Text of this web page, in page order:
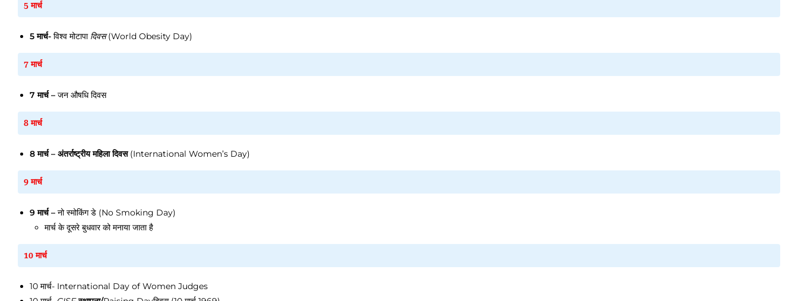
5 मार्च
5 मार्च- विश्व मोटापा दिवस(World Obesity Day)
7 मार्च
7 मार्च– जन औषधि दिवस
8 मार्च
8 मार्च– अंतर्राष्ट्रीय महिला दिवस(International Women’s Day)
9 मार्च
9 मार्च– नो स्मोकिंग डे (No Smoking Day)
मार्च के दूसरे बुधवार को मनाया जाता है
10 मार्च
10 मार्च- International Day of Women Judges